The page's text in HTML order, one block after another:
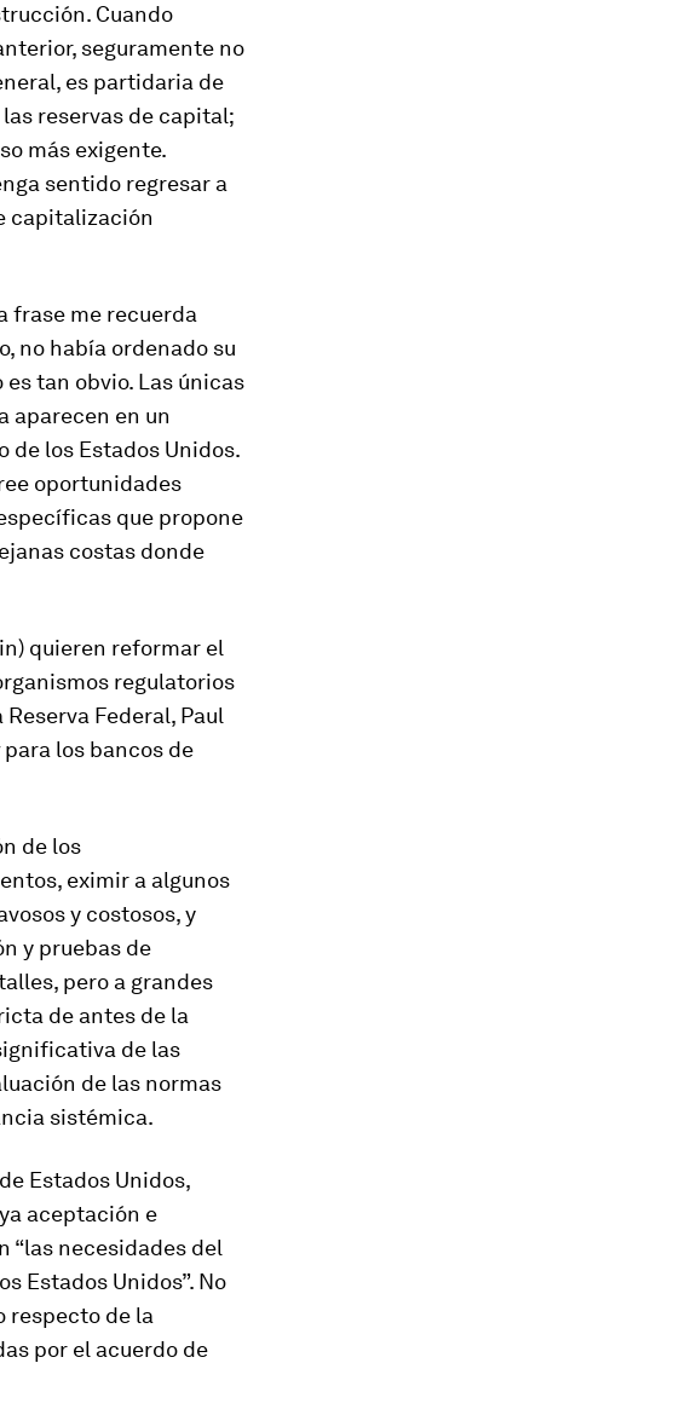
Cuando
seguramente no
es partidaria de
reservas de capital;
más exigente.
sentido regresar a
capitalización
frase me recuerda
no había ordenado su
tan obvio. Las únicas
aparecen en un
de los Estados Unidos.
oportunidades
que propone
costas donde
quieren reformar el
regulatorios
Federal, Paul
para los bancos de
de los
eximir a algunos
y costosos, y
y pruebas de
pero a grandes
de antes de la
de las
de las normas
sistémica.
Estados Unidos,
aceptación e
“las necesidades del
Estados Unidos”. No
respecto de la
por el acuerdo de